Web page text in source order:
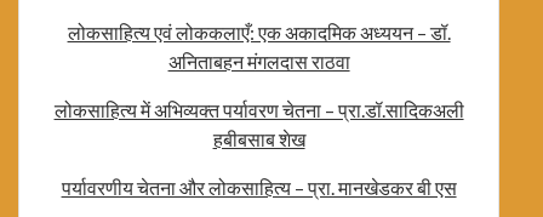
लोकसाहित्य एवं लोककलाएँ: एक अकादमिक अध्ययन – डॉ.
अनिताबहन मंगलदास राठवा
लोकसाहित्य में अभिव्यक्त पर्यावरण चेतना – प्रा.डॉ.सादिकअली
हबीबसाब शेख
पर्यावरणीय चेतना और लोकसाहित्य – प्रा. मानखेडकर बी एस